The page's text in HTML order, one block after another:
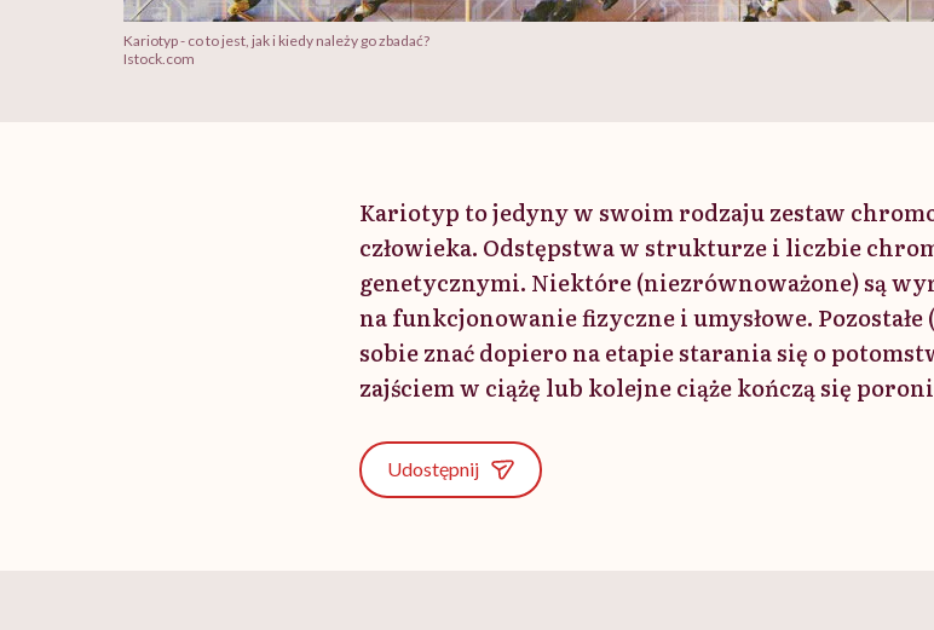
Kariotyp - co to jest, jak i kiedy należy go zbadać?
Istock.com
Kariotyp to jedyny w swoim rodzaju zestaw
człowieka. Odstępstwa w strukturze i liczbie
genetycznymi. Niektóre (niezrównoważone) są
na funkcjonowanie fizyczne i umysłowe. Pozostałe
sobie znać dopiero na etapie starania się o
zajściem w ciążę lub kolejne ciąże kończą się
Udostępnij